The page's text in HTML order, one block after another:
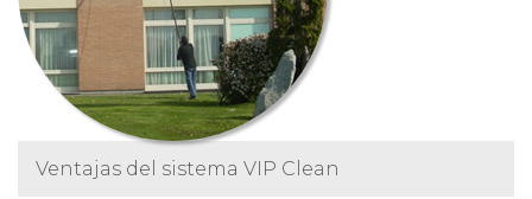
Ventajas del sistema VIP Clean